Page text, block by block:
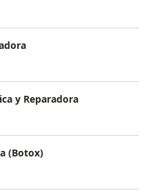
y Reparadora
(Botox)